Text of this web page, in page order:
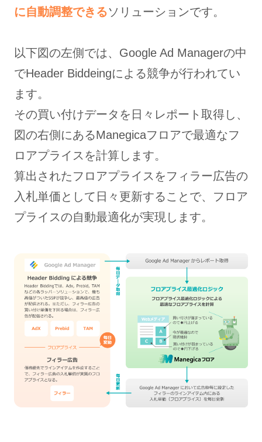
に自動調整できるソリューションです。
以下図の左側では、Google Ad Managerの中
でHeader Biddeingによる競争が行われてい
ます。
その買い付けデータを日々レポート取得し、
図の右側にあるManegicaフロアで最適なフ
ロアプライスを計算します。
算出されたフロアプライスをフィラー広告の
入札単価として日々更新することで、フロア
プライスの自動最適化が実現します。